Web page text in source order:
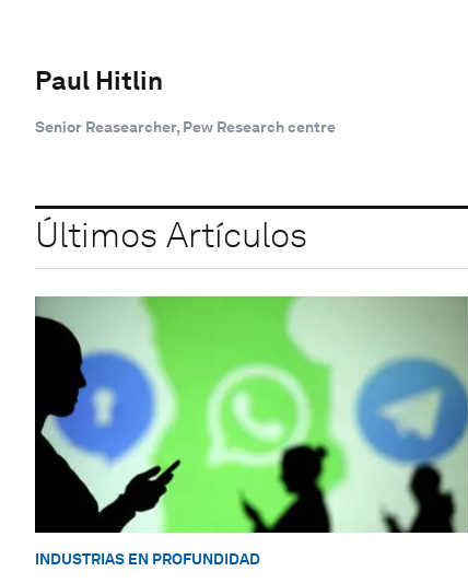
Paul Hitlin
Senior Reasearcher, Pew Research centre
Últimos Artículos
INDUSTRIAS EN PROFUNDIDAD